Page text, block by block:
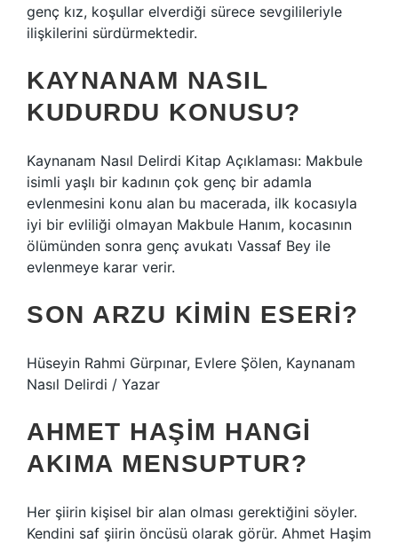
genç kız, koşullar elverdiği sürece sevgilileriyle
ilişkilerini sürdürmektedir.
KAYNANAM NASIL
KUDURDU KONUSU?
Kaynanam Nasıl Delirdi Kitap Açıklaması: Makbule
isimli yaşlı bir kadının çok genç bir adamla
evlenmesini konu alan bu macerada, ilk kocasıyla
iyi bir evliliği olmayan Makbule Hanım, kocasının
ölümünden sonra genç avukatı Vassaf Bey ile
evlenmeye karar verir.
SON ARZU KIMIN ESERI?
Hüseyin Rahmi Gürpınar, Evlere Şölen, Kaynanam
Nasıl Delirdi / Yazar
AHMET HAŞIM HANGI
AKIMA MENSUPTUR?
Her şiirin kişisel bir alan olması gerektiğini söyler.
Kendini saf şiirin öncüsü olarak görür. Ahmet Haşim